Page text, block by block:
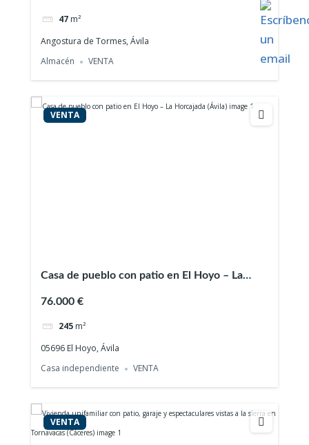
47 m²
Angostura de Tormes, Ávila
Almacén
VENTA
VENTA
Casa de pueblo con patio en El Hoyo – La
76.000 €
245 m²
05696 El Hoyo, Ávila
Casa independiente
VENTA
VENTA